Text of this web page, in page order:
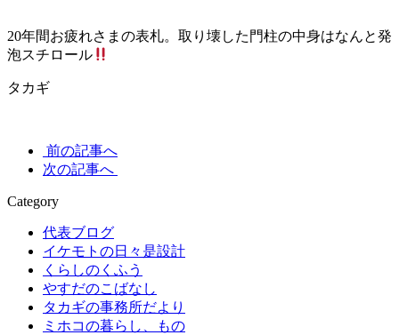
20年間お疲れさまの表札。取り壊した門柱の中身はなんと発
泡スチロール
タカギ
前の記事へ
次の記事へ
Category
代表ブログ
イケモトの日々是設計
くらしのくふう
やすだのこばなし
タカギの事務所だより
ミホコの暮らし、もの